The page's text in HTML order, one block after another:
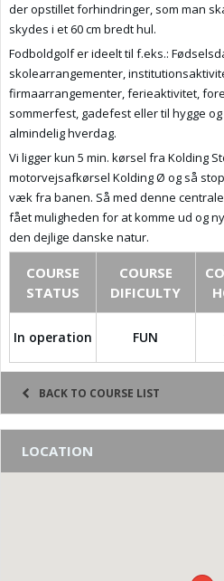
der opstillet forhindringer, som man
skydes i et 60 cm bredt hul.
Fodboldgolf er ideelt til f.eks.:
skolearrangementer,
firmaarrangementer, ferieaktivitet,
sommerfest, gadefest eller til hygge
almindelig hverdag.
Vi ligger kun 5 min. kørsel fra Kolding
motorvejsafkørsel Kolding Ø og så
væk fra banen. Så med denne
fået muligheden for at komme ud og
den dejlige danske natur.
COURSE
STATUS
COURSE
DIFICULTY
In operation FUN
BACK TO COURSE LIST
LOCATION